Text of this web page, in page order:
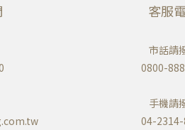
客服
市話請
0800-
手機請
04-2314-